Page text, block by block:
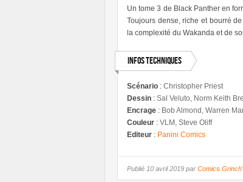
Un tome 3 de Black Panther en
Toujours dense, riche et bourré
la complexité du Wakanda et de
Infos techniques
Scénario : Christopher Priest
Dessin : Sal Veluto, Norm Keith
Encrage : Bob Almond, Warren
Couleur : VLM, Steve Oliff
Editeur : Panini Comics
Publié 10 avril 2019 par Comics Grinch'